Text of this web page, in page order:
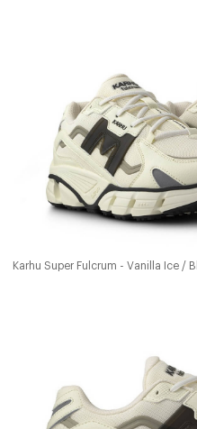
Karhu Super Fulcrum - Vanilla Ice /